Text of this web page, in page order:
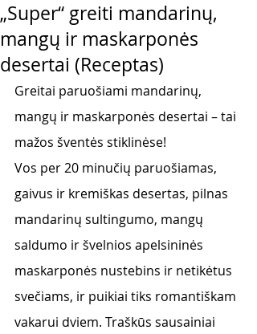
„Super“ greiti mandarinų,
mangų ir maskarponės
desertai (Receptas)
Greitai paruošiami mandarinų,
mangų ir maskarponės desertai – tai
mažos šventės stiklinėse!
Vos per 20 minučių paruošiamas,
gaivus ir kremiškas desertas, pilnas
mandarinų sultingumo, mangų
saldumo ir švelnios apelsininės
maskarponės nustebins ir netikėtus
svečiams, ir puikiai tiks romantiškam
vakarui dviem. Traškūs sausainiai